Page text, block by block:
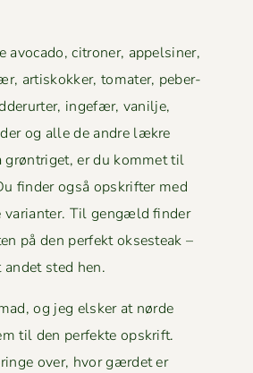
avo­ca­do, cit­roner, appelsin­er,
artiskokker, tomater, peber­
inge­fær, vanil­je,
og alle de andre lækre
grøn­triget, er du kom­met til
find­er også opskrifter med
vari­anter. Til gengæld find­er
på den per­fekt okses­teak –
sted hen.
og jeg elsker at nørde
til den per­fek­te opskrift.
over, hvor gærdet er